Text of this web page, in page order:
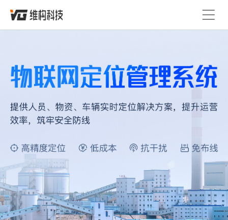
产品服务
精选案例
关于维构
精准融合定位
定位平台
人员定位系统
蓝牙信标
Lora基站
人员定位卡
定位安全帽